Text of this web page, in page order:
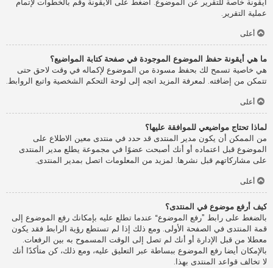
عملية التقرير.
أعلى
ما هي أيقونة حفظ الموضوع الموجودة في صفحة كتابة المواضيع؟
هي خاصية تسمح لك بحفظ مسودة من الموضوع لإكماله في وقت لاحق حتى
تتمكن من إضافته. لمعرفة المزيد اتجه إلى لوحة التحكم الشخصية واتبع الروابط.
أعلى
لماذا تحتاج مواضيعي للموافقة عليها؟
من الممكن أن يكون مدير المنتدى قد حدد في منتدى معين الاطلاع على
الموضوع قبل اعتماده أو أنك أصبحت عضوًا في مجموعة يطلع مدير المنتدى
على مشاركاتهم قبل نشرها. لمزيد من المعلومات اتصل بمدير المنتدى.
أعلى
كيف أرفع موضوع في المنتدى؟
بالضغط على رابط ”رفع الموضوع“ عندما تطلع عليه بإمكانك رفع الموضوع إلى
قمة المنتدى في الصفحة الأولى. ومع ذلك إذا لم تستطع رؤية الرابط فقد يكون
معطلا من قبل الإدارة أو أنك لم تصل إلى الوقت المسموح به بين الرفعات.
بالإمكان أيضا رفع الموضوع ببساطة عبر التعليق عليه، ومع ذلك، كن متأكدًا أنك
لا تخالف قواعد المنتدى بهذا.